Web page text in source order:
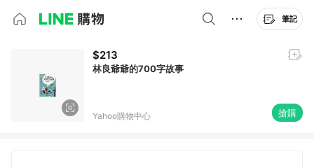
筆記
$213
林良爺爺的700字故事
Yahoo購物中心 搶購